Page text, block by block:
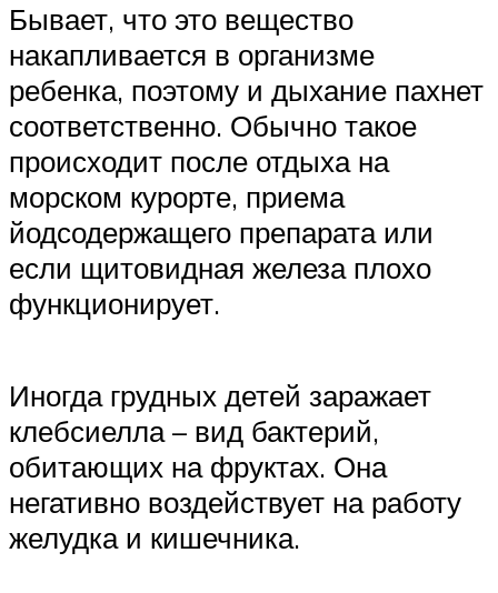
Бывает, что это вещество
накапливается в организме
ребенка, поэтому и дыхание пахнет
соответственно. Обычно такое
происходит после отдыха на
морском курорте, приема
йодсодержащего препарата или
если щитовидная железа плохо
функционирует.
Иногда грудных детей заражает
клебсиелла – вид бактерий,
обитающих на фруктах. Она
негативно воздействует на работу
желудка и кишечника.